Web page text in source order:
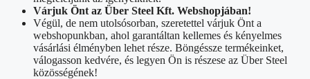
Várjuk Önt az Über Steel Kft. Webshopjában!
Végül, de nem utolsósorban, szeretettel várjuk Önt a
webshopunkban, ahol garantáltan kellemes és kényelmes
vásárlási élményben lehet része. Böngéssze termékeinket,
válogasson kedvére, és legyen Ön is részese az Über Steel
közösségének!